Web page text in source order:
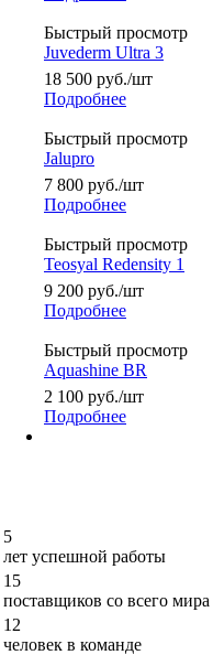
Быстрый просмотр
Juvederm Ultra 3
18 500 руб./шт
Подробнее
Быстрый просмотр
Jalupro
7 800 руб./шт
Подробнее
Быстрый просмотр
Teosyal Redensity 1
9 200 руб./шт
Подробнее
Быстрый просмотр
Aquashine BR
2 100 руб./шт
Подробнее
5
лет успешной работы
15
поставщиков со всего мира
12
человек в команде